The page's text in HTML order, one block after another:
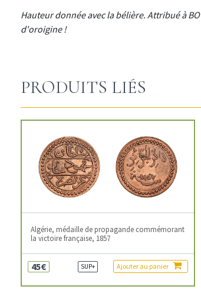
Hauteur donnée avec la bélière. Attribué à
d'oroigine !
PRODUITS LIÉS
Algérie, médaille de propagande commémorant
la victoire française, 1857
45€ SUP+ Ajouter au panier